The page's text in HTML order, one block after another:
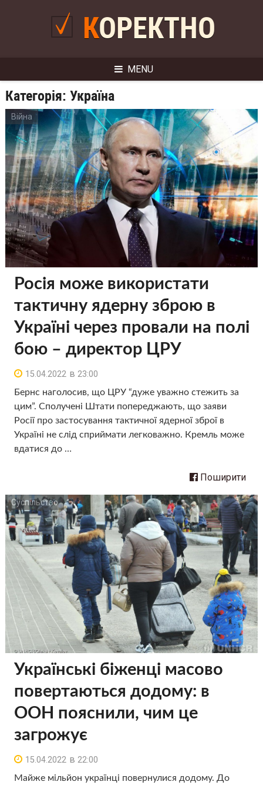
КОРЕКТНО
MENU
Категорія: Україна
Війна
Росія може використати
тактичну ядерну зброю в
Україні через провали на полі
бою – директор ЦРУ
15.04.2022 в 23:00
Бернс наголосив, що ЦРУ “дуже уважно стежить за
цим”. Сполучені Штати попереджають, що заяви
Росії про застосування тактичної ядерної зброї в
Україні не слід сприймати легковажно. Кремль може
вдатися до …
Поширити
Суспільство
Українські біженці масово
повертаються додому: в
ООН пояснили, чим це
загрожує
15.04.2022 в 22:00
Майже мільйон українці повернулися додому. До